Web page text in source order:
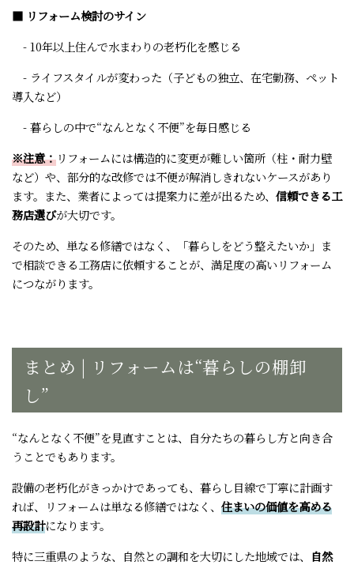
■ リフォーム検討のサイン
- 10年以上住んで水まわりの老朽化を感じる
- ライフスタイルが変わった（子どもの独立、在宅勤務、ペット
導入など）
- 暮らしの中で“なんとなく不便”を毎日感じる
※注意：リフォームには構造的に変更が難しい箇所（柱・耐力壁
など）や、部分的な改修では不便が解消しきれないケースがあり
ます。また、業者によっては提案力に差が出るため、 信頼できる工
務店選びが大切です。
そのため、単なる修繕ではなく、「暮らしをどう整えたいか」ま
で相談できる工務店に依頼することが、満足度の高いリフォーム
につながります。
まとめ | リフォームは“暮らしの棚卸
し”
“なんとなく不便”を見直すことは、自分たちの暮らし方と向き合
うことでもあります。
設備の老朽化がきっかけであっても、暮らし目線で丁寧に計画す
れば、リフォームは単なる修繕ではなく、 住まいの価値を高める
再設計になります。
特に三重県のような、自然との調和を大切にした地域では、 自然